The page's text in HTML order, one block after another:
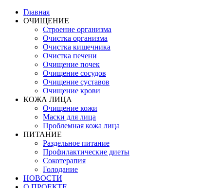
Главная
ОЧИЩЕНИЕ
Строение организма
Очистка организма
Очистка кишечника
Очистка печени
Очищение почек
Очищение сосудов
Очищение суставов
Очищение крови
КОЖА ЛИЦА
Очищение кожи
Маски для лица
Проблемная кожа лица
ПИТАНИЕ
Раздельное питание
Профилактические диеты
Сокотерапия
Голодание
НОВОСТИ